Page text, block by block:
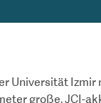
Universität Izmir
große, JCI-